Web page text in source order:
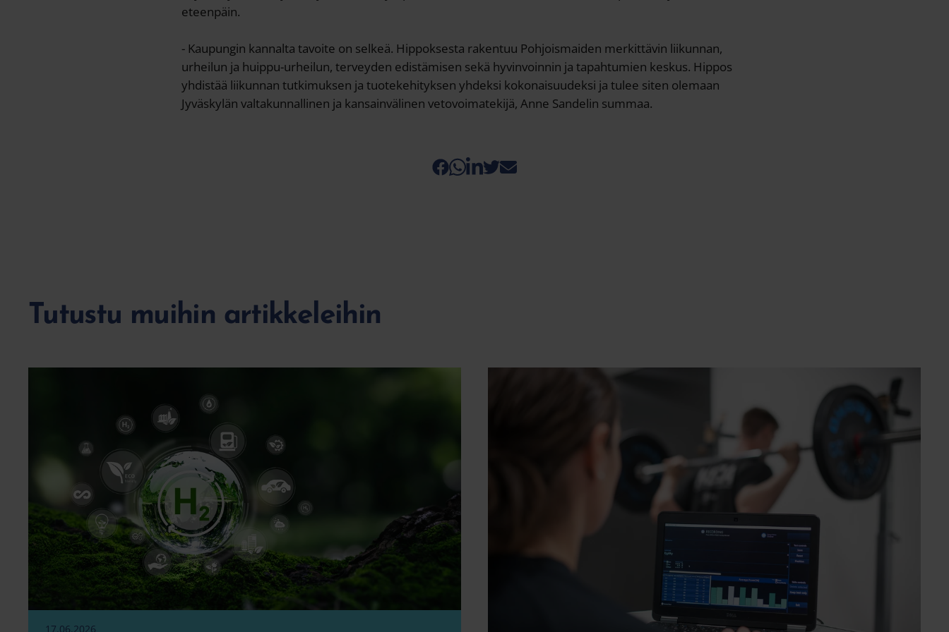
eteenpäin.
- Kaupungin kannalta tavoite on selkeä. Hippoksesta rakentuu Pohjoismaiden merkittävin liikunnan,
urheilun ja huippu-urheilun, terveyden edistämisen sekä hyvinvoinnin ja tapahtumien keskus. Hippos
yhdistää liikunnan tutkimuksen ja tuotekehityksen yhdeksi kokonaisuudeksi ja tulee siten olemaan
Jyväskylän valtakunnallinen ja kansainvälinen vetovoimatekijä, Anne Sandelin summaa.
Tutustu muihin artikkeleihin
17.06.2026